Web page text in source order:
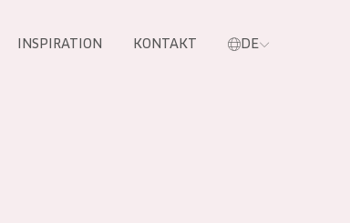
INSPIRATION KONTAKT DE